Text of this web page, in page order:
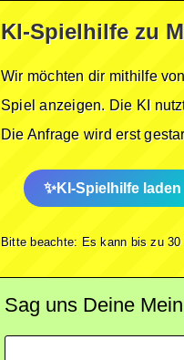
KI-Spielhilfe zu
Wir möchten dir mithilfe
Spiel anzeigen. Die KI
Die Anfrage wird erst
KI-Spielhilfe laden
Bitte beachte: Es kann bis zu
Sag uns Deine